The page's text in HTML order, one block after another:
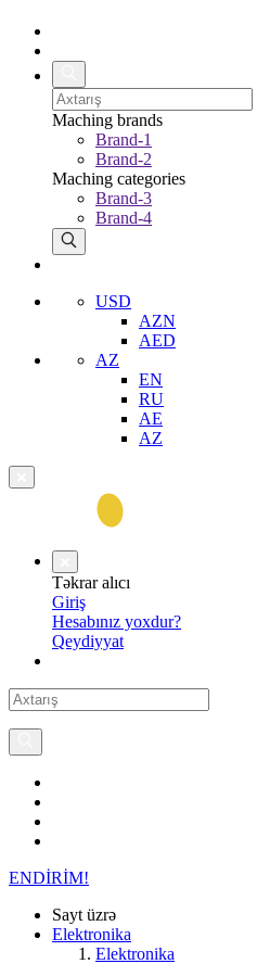
Maching brands
Brand-1
Brand-2
Maching categories
Brand-3
Brand-4
USD
AZN
AED
AZ
EN
RU
AE
AZ
Təkrar alıcı
Giriş
Hesabınız yoxdur?
Qeydiyyat
ENDİRİM!
Sayt üzrə
Elektronika
Elektronika